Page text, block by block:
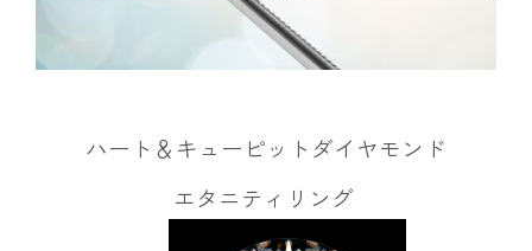
ハート＆キューピットダイヤモンド
エタニティリング